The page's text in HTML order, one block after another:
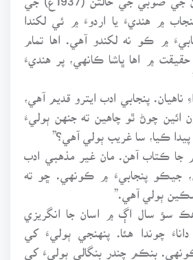
۾ هنديءَ يا اردوءَ ۾ ئي لکندا
۾ ڪو نه لکندو آهي. اها تمام
۾ اها ڀاشا ڪانهي، پر هنديءَ
ناهيان. پنجابي ادب ايترو قديم آهي،
ائين چوڻ ٿو چاهين ته جنهن ٻوليءَ
ڪيا، سا غريب ٻولي آهي؟”
جا ڪتاب آهن. مان غير مذهبي ادب
جيڪو پنجابيءَ ۾ ڪونهي. ڇو ته
ٻولي آهي.”
سؤ سال اڳ ۾ اسان جا انگريزي
داناءَ چوندا هئا. پنهنجي ٻوليءَ کي
بنڪم چندر بنگالي ٻوليءَ کي